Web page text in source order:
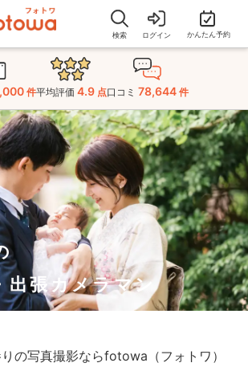
検索 ログイン かんたん予約
件平均評価 4.9 点口コミ 78,644 件
出張カメラマン
の写真撮影ならfotowa（フォトワ）